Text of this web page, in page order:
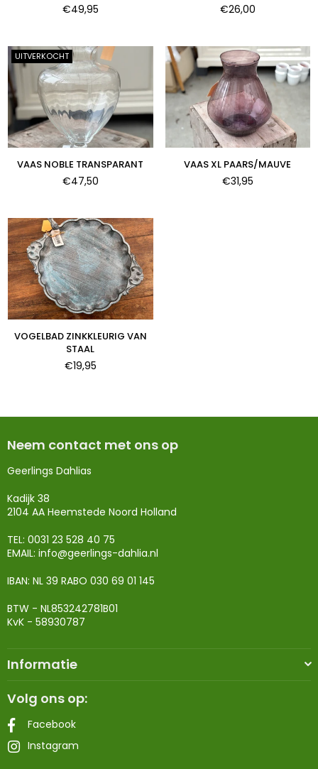
Normale
€49,95
Normale
€26,00
UITVERKOCHT
VAAS NOBLE TRANSPARANT
Normale
€47,50
VAAS XL PAARS/MAUVE
Normale
€31,95
VOGELBAD ZINKKLEURIG VAN
STAAL
Normale
€19,95
Neem contact met ons op
Geerlings Dahlias
Kadijk 38
2104 AA Heemstede Noord Holland
TEL: 0031 23 528 40 75
EMAIL: info@geerlings-dahlia.nl
IBAN: NL 39 RABO 030 69 01 145
BTW - NL853242781B01
KvK - 58930787
Informatie
Volg ons op:
Facebook
Instagram